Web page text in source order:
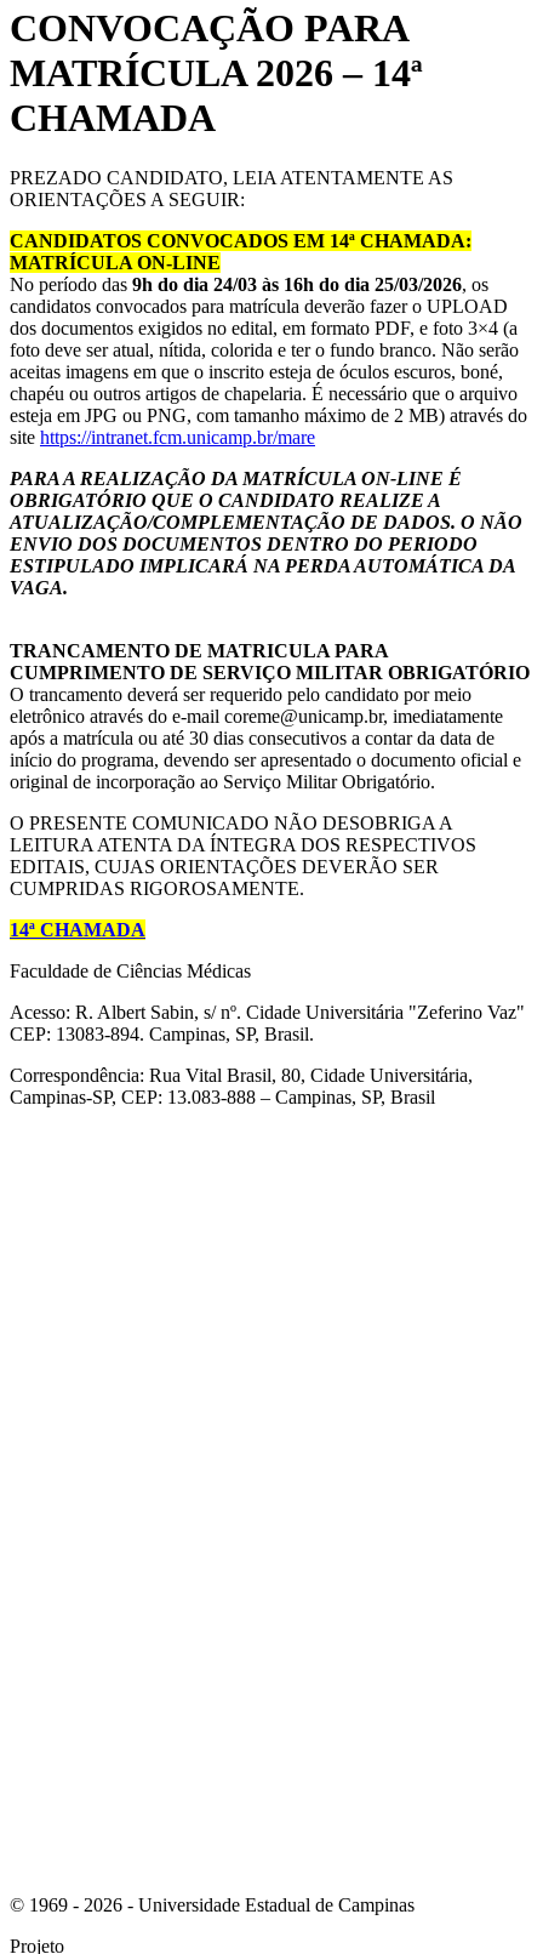
CONVOCAÇÃO PARA
MATRÍCULA 2026 – 14ª
CHAMADA
PREZADO CANDIDATO, LEIA ATENTAMENTE AS
ORIENTAÇÕES A SEGUIR:
CANDIDATOS CONVOCADOS EM 14ª CHAMADA:
MATRÍCULA ON-LINE
No período das 9h do dia 24/03 às 16h do dia 25/03/2026, os
candidatos convocados para matrícula deverão fazer o UPLOAD
dos documentos exigidos no edital, em formato PDF, e foto 3×4 (a
foto deve ser atual, nítida, colorida e ter o fundo branco. Não serão
aceitas imagens em que o inscrito esteja de óculos escuros, boné,
chapéu ou outros artigos de chapelaria. É necessário que o arquivo
esteja em JPG ou PNG, com tamanho máximo de 2 MB) através do
site https://intranet.fcm.unicamp.br/mare
PARA A REALIZAÇÃO DA MATRÍCULA ON-LINE É
OBRIGATÓRIO QUE O CANDIDATO REALIZE A
ATUALIZAÇÃO/COMPLEMENTAÇÃO DE DADOS. O NÃO
ENVIO DOS DOCUMENTOS DENTRO DO PERIODO
ESTIPULADO IMPLICARÁ NA PERDA AUTOMÁTICA DA
VAGA.
TRANCAMENTO DE MATRICULA PARA
CUMPRIMENTO DE SERVIÇO MILITAR OBRIGATÓRIO
O trancamento deverá ser requerido pelo candidato por meio
eletrônico através do e-mail coreme@unicamp.br, imediatamente
após a matrícula ou até 30 dias consecutivos a contar da data de
início do programa, devendo ser apresentado o documento oficial e
original de incorporação ao Serviço Militar Obrigatório.
O PRESENTE COMUNICADO NÃO DESOBRIGA A
LEITURA ATENTA DA ÍNTEGRA DOS RESPECTIVOS
EDITAIS, CUJAS ORIENTAÇÕES DEVERÃO SER
CUMPRIDAS RIGOROSAMENTE.
14ª CHAMADA
Faculdade de Ciências Médicas
Acesso: R. Albert Sabin, s/ nº. Cidade Universitária "Zeferino Vaz"
CEP: 13083-894. Campinas, SP, Brasil.
Correspondência: Rua Vital Brasil, 80, Cidade Universitária,
Campinas-SP, CEP: 13.083-888 – Campinas, SP, Brasil
© 1969 - 2026 - Universidade Estadual de Campinas
Projeto